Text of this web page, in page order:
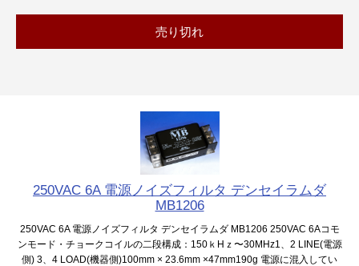
売り切れ
250VAC 6A 電源ノイズフィルタ デンセイラムダ
MB1206
250VAC 6A 電源ノイズフィルタ デンセイラムダ MB1206 250VAC 6Aコモ
ンモード・チョークコイルの二段構成：150ｋHｚ〜30MHz1、2 LINE(電源
側) 3、4 LOAD(機器側)100mm × 23.6mm ×47mm190g 電源に混入してい